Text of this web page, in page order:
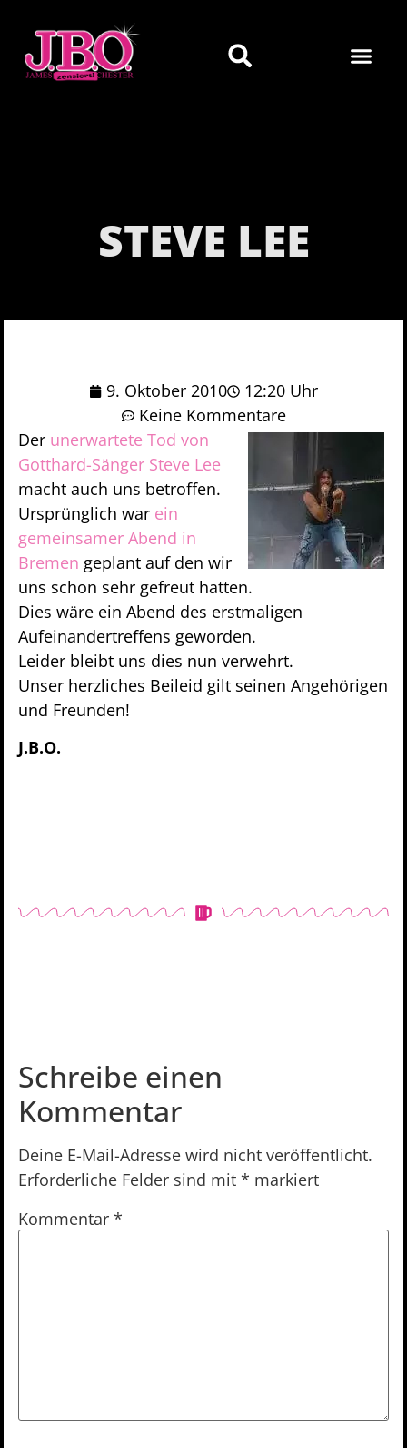
STEVE LEE
9. Oktober 2010
12:20 Uhr
Keine Kommentare
Der unerwartete Tod von
Gotthard-Sänger Steve Lee
macht auch uns betroffen.
Ursprünglich war ein
gemeinsamer Abend in
Bremen geplant auf den wir
uns schon sehr gefreut hatten.
Dies wäre ein Abend des erstmaligen
Aufeinandertreffens geworden.
Leider bleibt uns dies nun verwehrt.
Unser herzliches Beileid gilt seinen Angehörigen
und Freunden!
J.B.O.
Schreibe einen
Kommentar
Deine E-Mail-Adresse wird nicht veröffentlicht.
Erforderliche Felder sind mit * markiert
Kommentar *